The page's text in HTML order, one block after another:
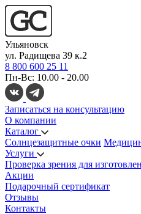
Ульяновск
ул. Радищева 39 к.2
8 800 600 25 11
Пн-Вс: 10.00 - 20.00
Записаться на консультацию
О компании
Каталог
Солнцезащитные очки
Услуги
Проверка зрения для
Акции
Подарочный сертификат
Отзывы
Контакты